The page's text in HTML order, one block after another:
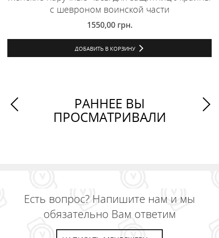
с шевроном воинской части
1550,00 грн.
ДОБАВИТЬ В КОРЗИНУ
РАННЕЕ ВЫ
ПРОСМАТРИВАЛИ
Есть вопрос? Напишите нам и мы
обязательно Вам ответим